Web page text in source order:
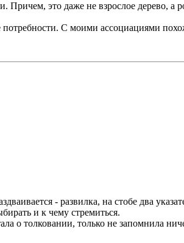
Причем, это даже не взрослое дерево, а
С моими ассоциациями
- развилка, на стобе два
и к чему стремиться.
о толковании, только не запомнила